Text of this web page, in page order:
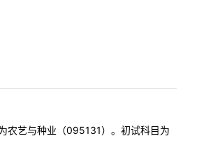
农艺与种业（095131）。初试科目为